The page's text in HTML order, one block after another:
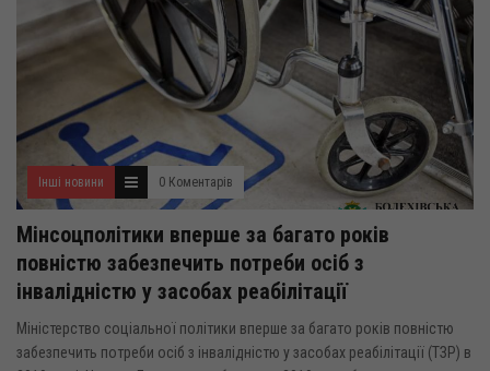
Інші новини 0 Коментарів
Мінсоцполітики вперше за багато років
повністю забезпечить потреби осіб з
інвалідністю у засобах реабілітації
Міністерство соціальної політики вперше за багато років повністю
забезпечить потреби осіб з інвалідністю у засобах реабілітації (ТЗР) в